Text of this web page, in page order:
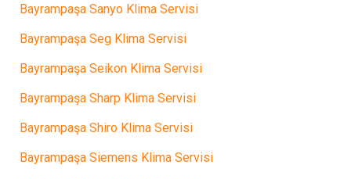
Bayrampaşa Sanyo Klima Servisi
Bayrampaşa Seg Klima Servisi
Bayrampaşa Seikon Klima Servisi
Bayrampaşa Sharp Klima Servisi
Bayrampaşa Shiro Klima Servisi
Bayrampaşa Siemens Klima Servisi